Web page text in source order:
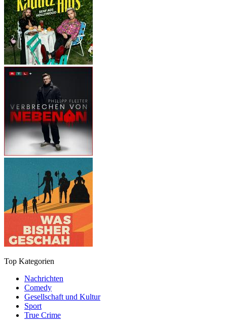
Top Kategorien
Nachrichten
Comedy
Gesellschaft und Kultur
Sport
True Crime